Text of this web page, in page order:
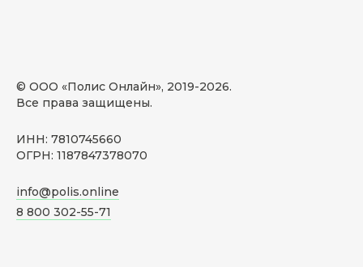
© ООО «Полис Онлайн», 2019-2026.
Все права защищены.
ИНН: 7810745660
ОГРН: 1187847378070
info@polis.online
8 800 302-55-71